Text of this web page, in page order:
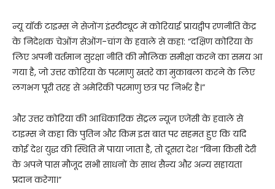
न्यू यॉर्क टाइम्स ने सेजोंग इंस्टीट्यूट में कोरियाई प्रायद्वीप रणनीति केंद्र
के निदेशक चेओंग सेओंग-चांग के हवाले से कहा: “दक्षिण कोरिया के
लिए अपनी वर्तमान सुरक्षा नीति की मौलिक समीक्षा करने का समय आ
गया है, जो उत्तर कोरिया के परमाणु खतरे का मुकाबला करने के लिए
लगभग पूरी तरह से अमेरिकी परमाणु छत्र पर निर्भर है।”
और उत्तर कोरिया की आधिकारिक सेंट्रल न्यूज एजेंसी के हवाले से
टाइम्स ने कहा कि पुतिन और किम इस बात पर सहमत हुए कि यदि
कोई देश युद्ध की स्थिति में पाया जाता है, तो दूसरा देश “बिना किसी देरी
के अपने पास मौजूद सभी साधनों के साथ सैन्य और अन्य सहायता
प्रदान करेगा।”